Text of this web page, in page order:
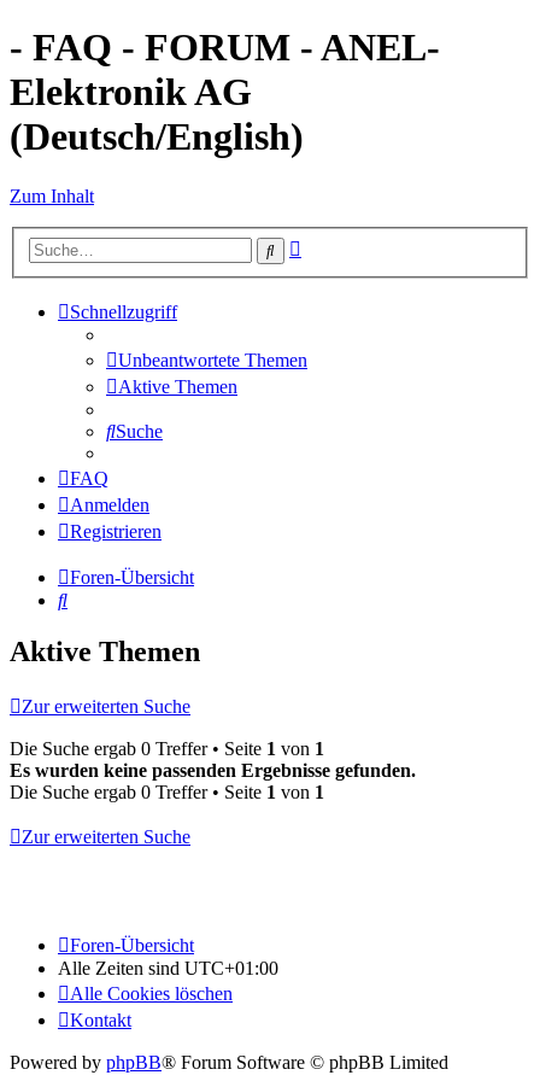
- FAQ - FORUM - ANEL-
Elektronik AG
(Deutsch/English)
Zum Inhalt
Suche
Schnellzugriff
Unbeantwortete Themen
Aktive Themen
Suche
FAQ
Anmelden
Registrieren
Foren-Übersicht
Suche
Aktive Themen
Zur erweiterten Suche
Die Suche ergab 0 Treffer • Seite 1 von 1
Es wurden keine passenden Ergebnisse gefunden.
Die Suche ergab 0 Treffer • Seite 1 von 1
Zur erweiterten Suche
Foren-Übersicht
Alle Zeiten sind UTC+01:00
Alle Cookies löschen
Kontakt
Powered by phpBB® Forum Software © phpBB Limited